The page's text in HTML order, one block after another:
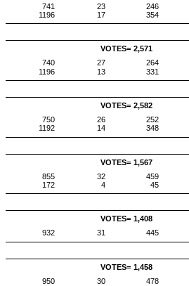
741
23 246
1196
17 354
VOTES= 2,571
740
27 264
1196
13 331
VOTES= 2,582
750
26 252
1192
14 348
VOTES= 1,567
855
32 459
172
4 45
VOTES= 1,408
932
31 445
VOTES= 1,458
950
30 478